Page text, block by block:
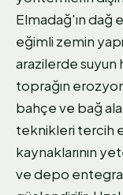
Elmadağ'ın dağ
eğimli zemin
arazilerde suyun
toprağın
bahçe ve bağ
teknikleri tercih
kaynaklarının
ve depo